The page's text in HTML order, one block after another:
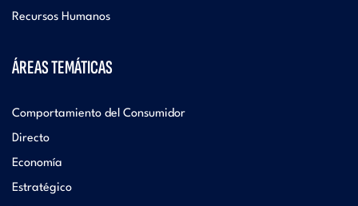
Recursos Humanos
ÁREAS TEMÁTICAS
Comportamiento del Consumidor
Directo
Economía
Estratégico